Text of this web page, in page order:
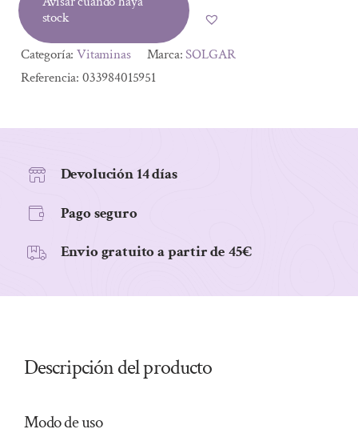
26,87 €.
23,11 €.
stock
Categoría:Vitaminas Marca:SOLGAR
Referencia: 033984015951
Devolución 14 días
Pago seguro
Envio gratuito a partir de 45€
Descripción del producto
Modo de uso